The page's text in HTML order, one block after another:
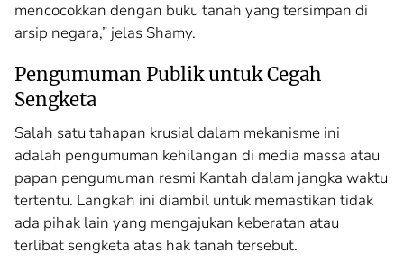
mencocokkan dengan buku tanah yang tersimpan di
arsip negara,” jelas Shamy.
Pengumuman Publik untuk Cegah
Sengketa
Salah satu tahapan krusial dalam mekanisme ini
adalah pengumuman kehilangan di media massa atau
papan pengumuman resmi Kantah dalam jangka waktu
tertentu. Langkah ini diambil untuk memastikan tidak
ada pihak lain yang mengajukan keberatan atau
terlibat sengketa atas hak tanah tersebut.